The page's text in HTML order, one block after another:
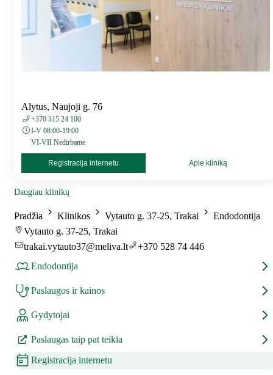
Alytus, Naujoji g. 76
+370 315 24 100
I-V 08:00-19:00
VI-VII Nedirbame
Registracija internetu Apie kliniką
Daugiau klinikų
Pradžia Klinikos Vytauto g. 37-25, Trakai
Endodontija
Vytauto g. 37-25, Trakai
trakai.vytauto37@meliva.lt
+370 528 74 446
Endodontija
Paslaugos ir kainos
Gydytojai
Paslaugas taip pat teikia
Registracija internetu